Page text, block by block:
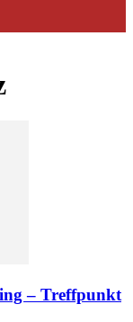
– Treffpunkt